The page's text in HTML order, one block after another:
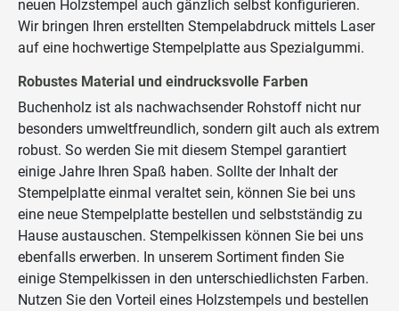
neuen Holzstempel auch gänzlich selbst konfigurieren.
Wir bringen Ihren erstellten Stempelabdruck mittels Laser
auf eine hochwertige Stempelplatte aus Spezialgummi.
Robustes Material und eindrucksvolle Farben
Buchenholz ist als nachwachsender Rohstoff nicht nur
besonders umweltfreundlich, sondern gilt auch als extrem
robust. So werden Sie mit diesem Stempel garantiert
einige Jahre Ihren Spaß haben. Sollte der Inhalt der
Stempelplatte einmal veraltet sein, können Sie bei uns
eine neue Stempelplatte bestellen und selbstständig zu
Hause austauschen. Stempelkissen können Sie bei uns
ebenfalls erwerben. In unserem Sortiment finden Sie
einige Stempelkissen in den unterschiedlichsten Farben.
Nutzen Sie den Vorteil eines Holzstempels und bestellen